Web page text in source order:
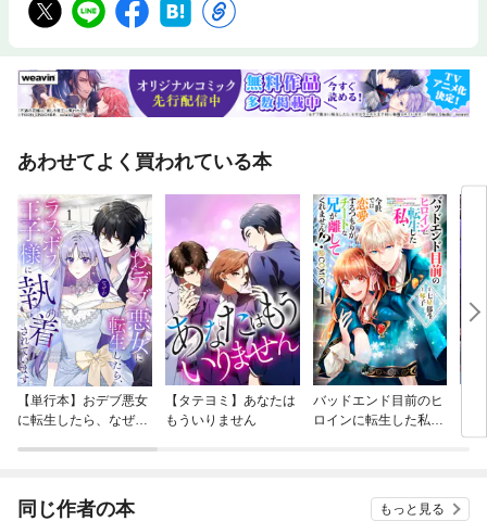
あわせてよく買われている本
【単行本】おデブ悪女
に転生したら、なぜか
【タテヨミ】あなたは
もういりません
バッドエンド目前のヒ
ロインに転生した私、
同じ作者の本 もっと見る